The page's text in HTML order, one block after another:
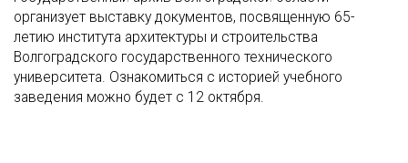
организует выставку документов, посвященную 65-
летию института архитектуры и строительства
Волгоградского государственного технического
университета. Ознакомиться с историей учебного
заведения можно будет с 12 октября.